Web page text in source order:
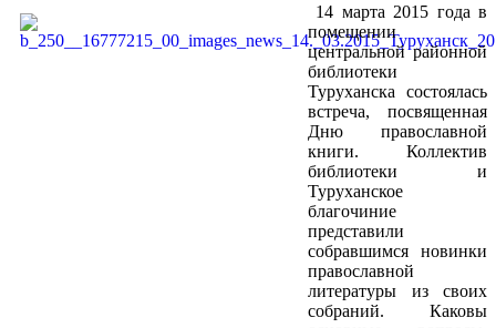
14 марта 2015 года в
помещении
центральной районной
библиотеки
Туруханска состоялась
встреча, посвященная
Дню православной
книги. Коллектив
библиотеки и
Туруханское
благочиние
представили
собравшимся новинки
православной
литературы из своих
собраний. Каковы